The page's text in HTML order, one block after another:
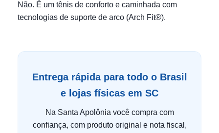
Não. É um tênis de conforto e caminhada com
tecnologias de suporte de arco (Arch Fit®).
Entrega rápida para todo o Brasil
e lojas físicas em SC
Na Santa Apolônia você compra com
confiança, com produto original e nota fiscal,